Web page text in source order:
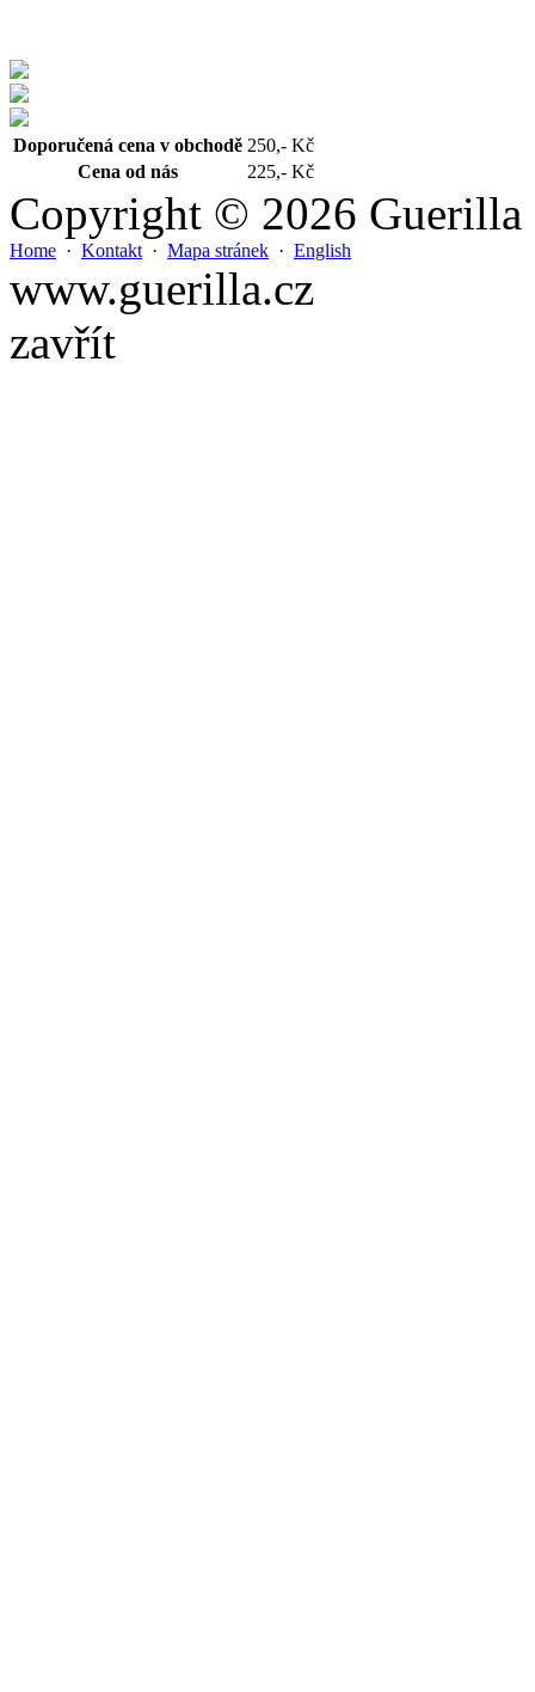
Doporučená cena v obchodě 250,- Kč
Cena od nás
225,- Kč
Copyright © 2026 Guerilla
Home · Kontakt · Mapa stránek · English
www.guerilla.cz
zavřít